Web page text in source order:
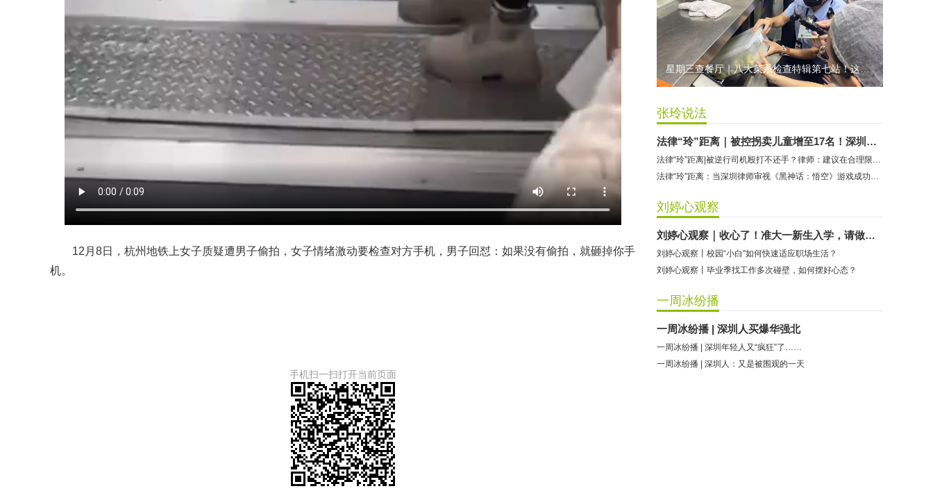
12月8日，杭州地铁上女子质疑遭男子偷拍，女子情绪激动要检查对方手机，男子回怼：如果没有偷拍，就砸掉你手
机。
手机扫一扫打开当前页面
香港卡依宝贝国际婴幼儿游泳馆：商家停业未退费
龅牙兔儿童情商训练营：商家承诺退费未履行
预付式消费退款难 深圳市消委会公开谴责力美健华联店
元宵佳节，发生了“甜蜜的烦恼”该怎么办？星期三查餐厅｜八大菜系检查特辑第七站！这家米其林一星人气闽菜餐厅后厨干净吗？
张玲说法
法律“玲”距离｜被控拐卖儿童增至17名！深圳律师解读余华英案
刘婷心观察
刘婷心观察｜收心了！准大一新生入学，请做好这些准备
刘婷心观察丨校园“小白”如何快速适应职场生活？
刘婷心观察丨毕业季找工作多次碰壁，如何摆好心态？
一周冰纷播
一周冰纷播 | 深圳人买爆华强北
一周冰纷播 | 深圳年轻人又“疯狂”了……
一周冰纷播 | 深圳人：又是被围观的一天